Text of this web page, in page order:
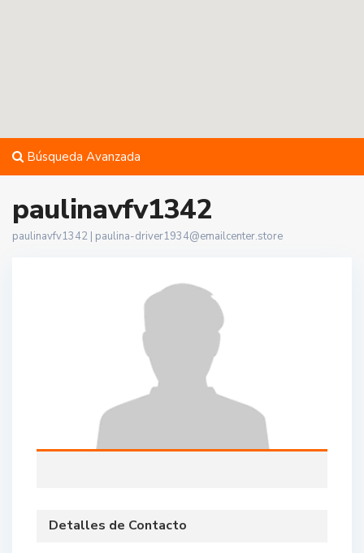
Búsqueda Avanzada
paulinavfv1342
paulinavfv1342 | paulina-driver1934@emailcenter.store
Detalles de Contacto